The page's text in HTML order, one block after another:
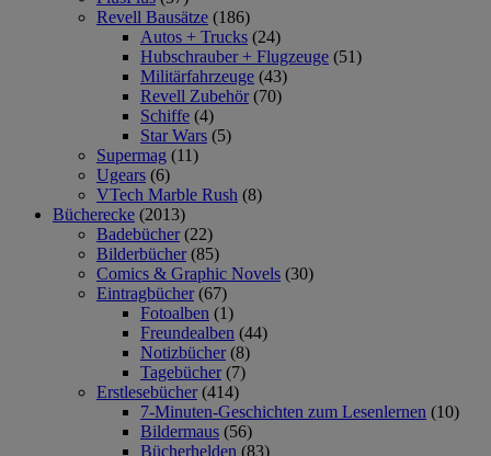
Revell Bausätze (186)
Autos + Trucks (24)
Hubschrauber + Flugzeuge (51)
Militärfahrzeuge (43)
Revell Zubehör (70)
Schiffe (4)
Star Wars (5)
Supermag (11)
Ugears (6)
VTech Marble Rush (8)
Bücherecke (2013)
Badebücher (22)
Bilderbücher (85)
Comics & Graphic Novels (30)
Eintragbücher (67)
Fotoalben (1)
Freundealben (44)
Notizbücher (8)
Tagebücher (7)
Erstlesebücher (414)
7-Minuten-Geschichten zum Lesenlernen (10)
Bildermaus (56)
Bücherhelden (83)